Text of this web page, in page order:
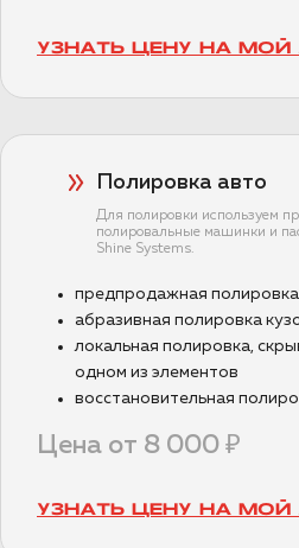
УЗНАТЬ ЦЕНУ НА МОЙ
Полировка авто
Для полировки используем
полировальные машинки и
Shine Systems.
предпродажная полировка
абразивная полировка
локальная полировка,
одном из элементов
восстановительная
Цена от 8 000 ₽
УЗНАТЬ ЦЕНУ НА МОЙ